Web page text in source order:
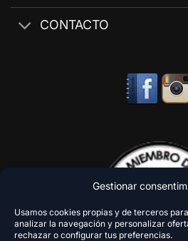
Gestionar
Usamos cookies propias y de terceros
analizar la navegación y personalizar
rechazar o configurar tus preferencias.
CONTACTO